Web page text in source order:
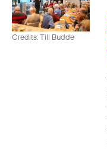
Credits: Till Budde